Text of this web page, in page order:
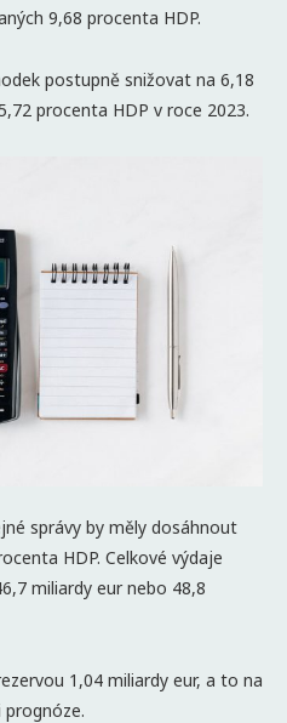
9,68 procenta HDP.
postupně snižovat na 6,18
procenta HDP v roce 2023.
správy by měly dosáhnout
HDP. Celkové výdaje
miliardy eur nebo 48,8
1,04 miliardy eur, a to na